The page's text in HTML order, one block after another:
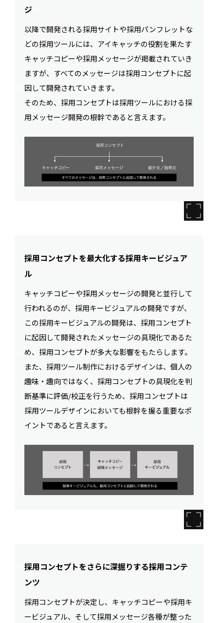
ジ
以降で開発される採用サイトや採用パンフレットな
どの採用ツールには、アイキャッチの役割を果たす
キャッチコピーや採用メッセージが掲載されていき
ますが、すべてのメッセージは採用コンセプトに起
因して開発されていきます。
そのため、採用コンセプトは採用ツールにおける採
用メッセージ開発の根幹であると言えます。
採用コンセプトを最大化する採用キービジュア
ル
キャッチコピーや採用メッセージの開発と並行して
行われるのが、採用キービジュアルの開発ですが、
この採用キービジュアルの開発は、採用コンセプト
に起因して開発されたメッセージの具現化であるた
め、採用コンセプトが多大な影響をもたらします。
また、採用ツール制作におけるデザインは、個人の
趣味・趣向ではなく、採用コンセプトの具現化を判
断基準に評価/校正を行うため、採用コンセプトは
採用ツールデザインにおいても根幹を握る重要なポ
イントであると言えます。
採用コンセプトをさらに深掘りする採用コンテ
ンツ
採用コンセプトが決定し、キャッチコピーや採用キ
ービジュアル、そして採用メッセージ各種が整った